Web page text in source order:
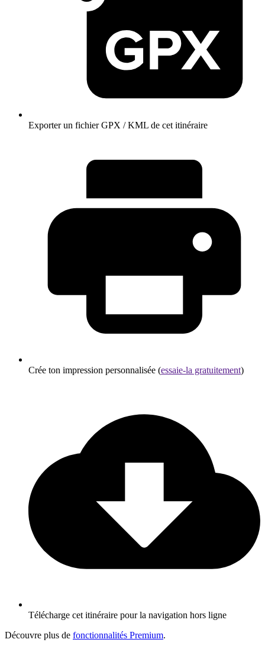
Exporter un fichier GPX / KML de cet itinéraire
Crée ton impression personnalisée (essaie-la gratuitement)
Télécharge cet itinéraire pour la navigation hors ligne
Découvre plus de fonctionnalités Premium.